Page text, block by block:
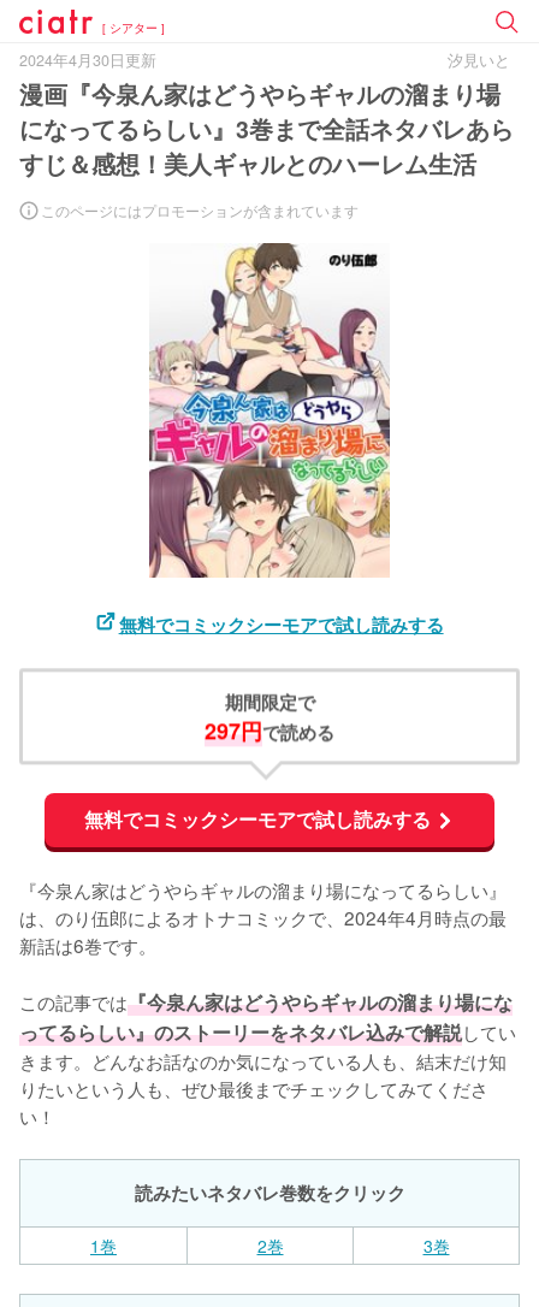
[ シアター ]
2024年4月30日更新 汐見いと
漫画『今泉ん家はどうやらギャルの溜まり場
になってるらしい』3巻まで全話ネタバレあら
すじ＆感想！美人ギャルとのハーレム生活
このページにはプロモーションが含まれています
無料でコミックシーモアで試し読みする
期間限定で
297円で読める
無料でコミックシーモアで試し読みする
『今泉ん家はどうやらギャルの溜まり場になってるらしい』
は、のり伍郎によるオトナコミックで、2024年4月時点の最
新話は6巻です。
この記事では『今泉ん家はどうやらギャルの溜まり場にな
ってるらしい』のストーリーをネタバレ込みで解説してい
きます。どんなお話なのか気になっている人も、結末だけ知
りたいという人も、ぜひ最後までチェックしてみてくださ
い！
読みたいネタバレ巻数をクリック
1巻 2巻 3巻